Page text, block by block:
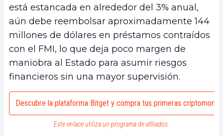
está estancada en alrededor del 3% anual,
aún debe reembolsar aproximadamente 144
millones de dólares en préstamos contraídos
con el FMI, lo que deja poco margen de
maniobra al Estado para asumir riesgos
financieros sin una mayor supervisión.
Descubre la plataforma Bitget y compra tus primeras
Este enlace utiliza un programa de afiliados.